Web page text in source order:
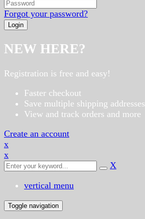
Forgot your password?
NEW HERE?
Registration is free and easy!
Faster checkout
Save multiple shipping addresses
View and track orders and more
Create an account
x
x
X
vertical menu
Toggle navigation